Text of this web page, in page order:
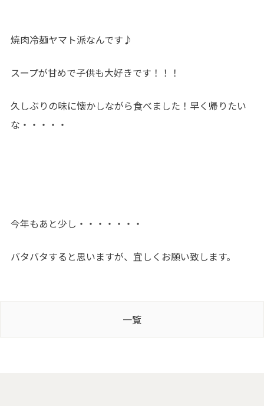
焼肉冷麺ヤマト派なんです♪
スープが甘めで子供も大好きです！！！
久しぶりの味に懐かしながら食べました！早く帰りたい
な・・・・・
今年もあと少し・・・・・・・
バタバタすると思いますが、宜しくお願い致します。
一覧